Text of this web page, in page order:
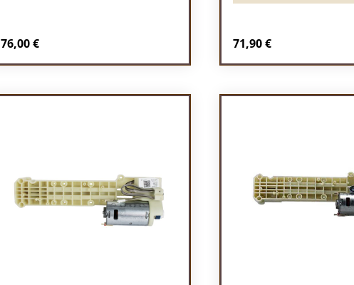
Regulärer Preis:
76,00 € Regulärer Preis:
71,90 €